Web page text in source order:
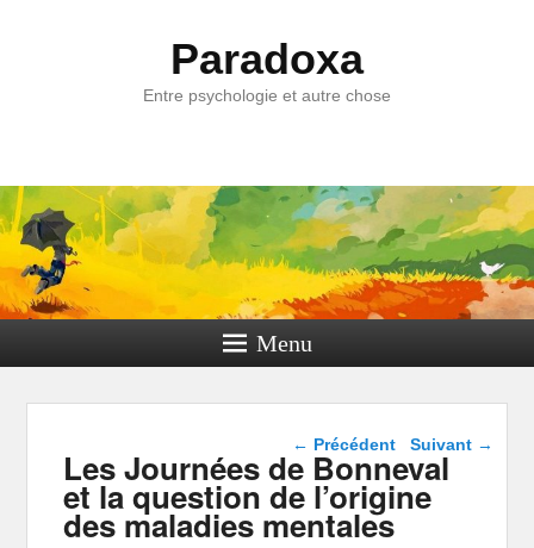
Paradoxa
Entre psychologie et autre chose
Menu
Navigation dans les
articles
← Précédent Suivant →
Les Journées de Bonneval
et la question de l’origine
des maladies mentales